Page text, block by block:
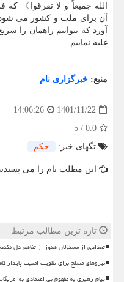
الله جمیعاً و لا تفرقوا》
آن برای ملت و کشور می
آورد که بتوانیم راهمان را
غلبه نماییم.
منبع: خبرگزاری نام
1401/11/22
14:06:26
0.0
/
5
تگهای خبر:
حكم
این مطلب نام را می
تازه ترین مطالب مرتبط
تعدادی از مسئولان هنوز از تفاهم دل
نیروهای مسلح برای تقویت امنیت پایدار
پیام رهبری به مفهوم بی اعتمادی به